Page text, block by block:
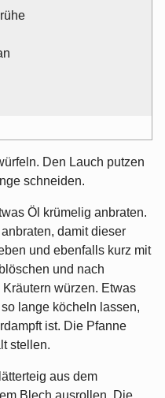
Den Lauch putzen
schneiden.
Öl krümelig anbraten.
damit dieser
und ebenfalls kurz mit
und nach
würzen. Etwas
lange köcheln lassen,
ist. Die Pfanne
stellen.
aus dem